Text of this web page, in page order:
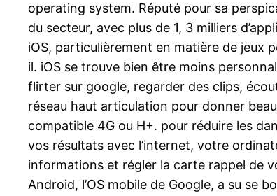
operating system. Réputé pour sa
du secteur, avec plus de 1, 3 milliers
iOS, particulièrement en matière de jeux
il. iOS se trouve bien être moins
flirter sur google, regarder des clips,
réseau haut articulation pour donner
compatible 4G ou H+. pour réduire les
vos résultats avec l’internet, votre
informations et régler la carte rappel de
Android, l’OS mobile de Google, a su se